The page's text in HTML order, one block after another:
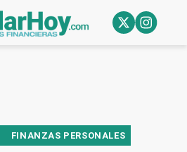
FINANZAS PERSONALES